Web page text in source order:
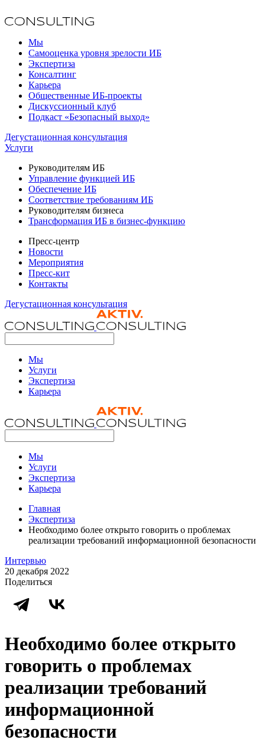
Мы
Самооценка уровня зрелости ИБ
Экспертиза
Консалтинг
Карьера
Общественные ИБ-проекты
Дискуссионный клуб
Подкаст «Безопасный выход»
Дегустационная консультация
Услуги
Руководителям ИБ
Управление функцией ИБ
Обеспечение ИБ
Соответствие требованиям ИБ
Руководителям бизнеса
Трансформация ИБ в бизнес-функцию
Пресс-центр
Новости
Мероприятия
Пресс-кит
Контакты
Дегустационная консультация
Мы
Услуги
Экспертиза
Карьера
Мы
Услуги
Экспертиза
Карьера
Главная
Экспертиза
Необходимо более открыто говорить о проблемах
реализации требований информационной безопасности
Интервью
20 декабря 2022
Поделиться
Необходимо более открыто
говорить о проблемах
реализации требований
информационной
безопасности